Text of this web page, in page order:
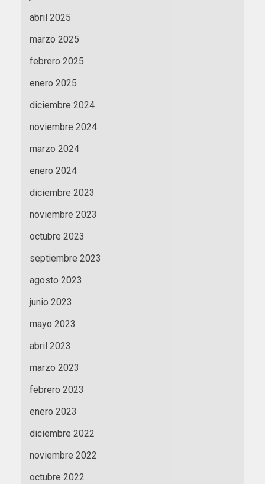
abril 2025
marzo 2025
febrero 2025
enero 2025
diciembre 2024
noviembre 2024
marzo 2024
enero 2024
diciembre 2023
noviembre 2023
octubre 2023
septiembre 2023
agosto 2023
junio 2023
mayo 2023
abril 2023
marzo 2023
febrero 2023
enero 2023
diciembre 2022
noviembre 2022
octubre 2022